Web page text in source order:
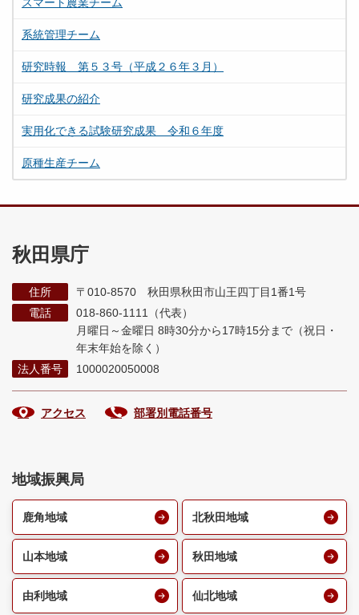
系統管理チーム
研究時報 第５３号（平成２６年３月）
研究成果の紹介
実用化できる試験研究成果 令和６年度
原種生産チーム
秋田県庁
住所
〒010-8570 秋田県秋田市山王四丁目1番1号
電話
018-860-1111（代表）
月曜日～金曜日 8時30分から17時15分まで （祝日・
年末年始を除く）
法人番号
1000020050008
アクセス 部署別電話番号
地域振興局
鹿角地域 北秋田地域
山本地域 秋田地域
由利地域 仙北地域